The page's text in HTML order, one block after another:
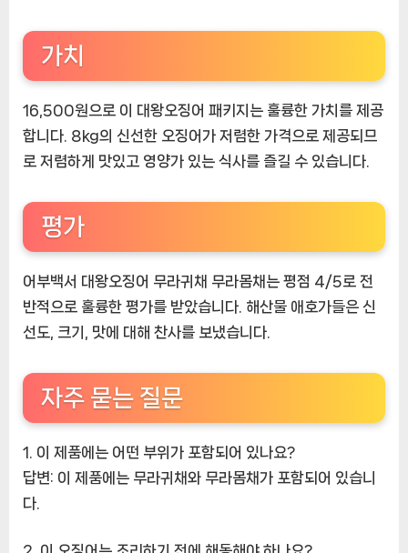
가치
16,500원으로 이 대왕오징어 패키지는 훌륭한 가치를 제공
합니다. 8kg의 신선한 오징어가 저렴한 가격으로 제공되므
로 저렴하게 맛있고 영양가 있는 식사를 즐길 수 있습니다.
평가
어부백서 대왕오징어 무라귀채 무라몸채는 평점 4/5로 전
반적으로 훌륭한 평가를 받았습니다. 해산물 애호가들은 신
선도, 크기, 맛에 대해 찬사를 보냈습니다.
자주 묻는 질문
1. 이 제품에는 어떤 부위가 포함되어 있나요?
답변: 이 제품에는 무라귀채와 무라몸채가 포함되어 있습니
다.